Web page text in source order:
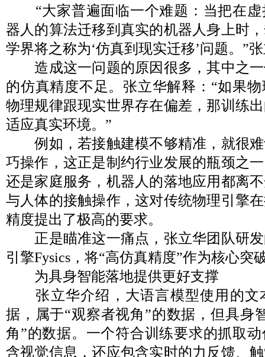
“大家普遍面临一个难题：当把在虚
器人的算法迁移到真实的机器人身上时
学界将之称为‘仿真到现实迁移’问题。”
造成这一问题的原因很多，其中之一
的仿真精度不足。张立华解释：“如果
物理规律跟现实世界存在偏差，那训练
适应真实环境。”
例如，若接触建模不够精准，就很难
巧操作，这正是制约行业发展的瓶颈之
还是家庭服务，机器人的落地应用都离
与人体的接触操作，这对传统物理引擎
精度提出了极高的要求。
正是瞄准这一痛点，张立华团队研发
引擎Fysics，将“高仿真精度”作为核心突
为具身智能落地提供更好支撑
张立华介绍，大语言模型使用的文
据，属于“观察者视角”的数据，但具身
角”的数据。一个符合训练要求的抓取
含视觉信息，还应包含实时的力反馈、